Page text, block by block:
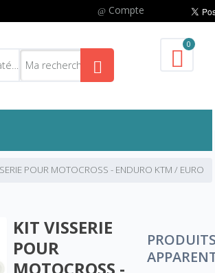
Compte
0
POUR MOTOCROSS - ENDURO KTM / EURO
KIT VISSERIE
POUR